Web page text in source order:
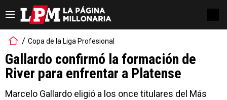
Copa de la Liga Profesional
Gallardo confirmó la formación de
River para enfrentar a Platense
Marcelo Gallardo eligió a los once titulares del Más